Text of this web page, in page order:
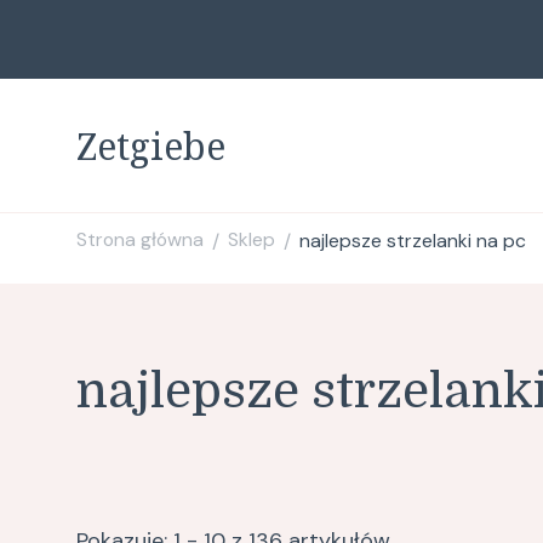
Zetgiebe
Strona główna / Sklep / najlepsze strzelanki na pc
najlepsze